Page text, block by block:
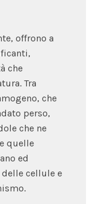
offrono a
che
Tra
che
perso,
che ne
quelle
ed
cellule e